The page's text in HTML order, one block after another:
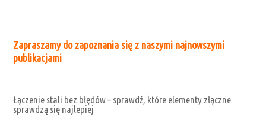
Zapraszamy do zapoznania się z naszymi najnowszymi
publikacjami
Łączenie stali bez błędów – sprawdź, które elementy złączne
sprawdzą się najlepiej